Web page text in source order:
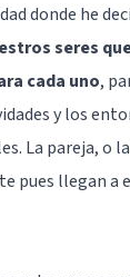
donde he
seres
cada uno,
y los
La pareja, o
pues llegan a